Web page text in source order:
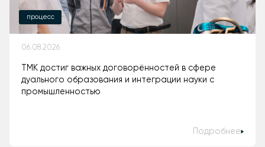
процесс
06.08.2026
ТМК достиг важных договорённостей в сфере
дуального образования и интеграции науки с
промышленностью
Подробнее